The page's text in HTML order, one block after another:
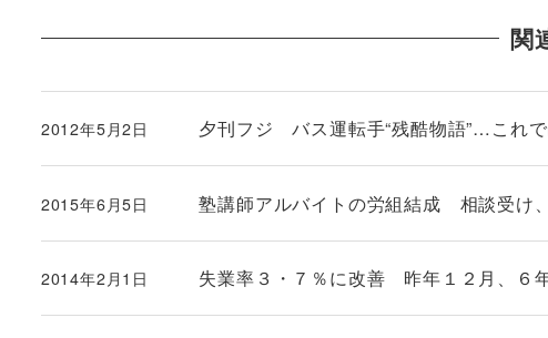
関
夕刊フジ バス運転手“残酷物語”…これで
投稿日
2012年5月2日
塾講師アルバイトの労組結成 相談受け
投稿日
2015年6月5日
失業率３・７％に改善 昨年１２月、６
投稿日
2014年2月1日